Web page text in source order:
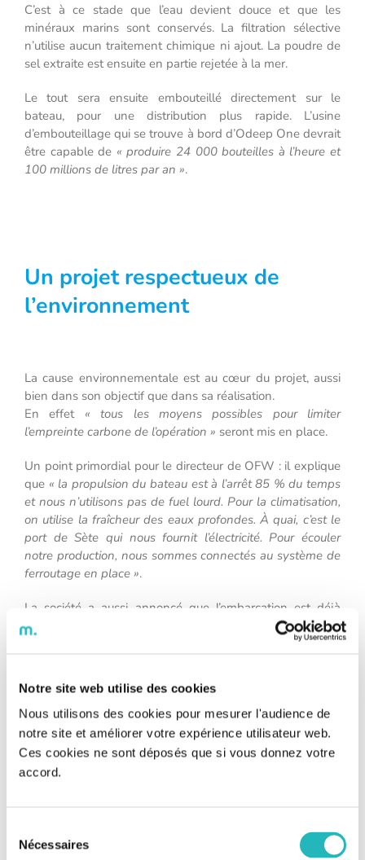
Notre site web utilise des cookies
Nous utilisons des cookies pour mesurer l'audience de
notre site et améliorer votre expérience utilisateur web.
Ces cookies ne sont déposés que si vous donnez votre
accord.
Nécessaires
C’est à ce stade que l’eau devient douce et que les
minéraux marins sont conservés. La filtration sélective
n’utilise aucun traitement chimique ni ajout. La poudre de
sel extraite est ensuite en partie rejetée à la mer.
Le tout sera ensuite embouteillé directement sur le
bateau, pour une distribution plus rapide. L’usine
d’embouteillage qui se trouve à bord d’Odeep One devrait
être capable de « produire 24 000 bouteilles à l’heure et
100 millions de litres par an ».
Un projet respectueux de
l’environnement
La cause environnementale est au cœur du projet, aussi
bien dans son objectif que dans sa réalisation.
En effet « tous les moyens possibles pour limiter
l’empreinte carbone de l’opération » seront mis en place.
Un point primordial pour le directeur de OFW : il explique
que « la propulsion du bateau est à l’arrêt 85 % du temps
et nous n’utilisons pas de fuel lourd. Pour la climatisation,
on utilise la fraîcheur des eaux profondes. À quai, c’est le
port de Sète qui nous fournit l’électricité. Pour écouler
notre production, nous sommes connectés au système de
ferroutage en place ».
La société a aussi annoncé que l’embarcation est déjà
compatible avec les prochaines réglementations
internationales sur les carburants. Pour preuve, Odeep
Dans un premier temps, l’eau sera embouteillée dans des
bouteilles en PET (Polyethylene Terephtalate). En
principe, ce plastique entièrement recyclable ne perd pas
ses caractéristiques fondamentales. Il peut donc être
Ce souci du détail devrait porter ses fruits sur le marché